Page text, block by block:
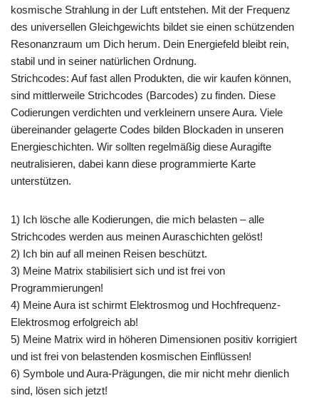
kosmische Strahlung in der Luft entstehen. Mit der Frequenz
des universellen Gleichgewichts bildet sie einen schützenden
Resonanzraum um Dich herum. Dein Energiefeld bleibt rein,
stabil und in seiner natürlichen Ordnung.
Strichcodes: Auf fast allen Produkten, die wir kaufen können,
sind mittlerweile Strichcodes (Barcodes) zu finden. Diese
Codierungen verdichten und verkleinern unsere Aura. Viele
übereinander gelagerte Codes bilden Blockaden in unseren
Energieschichten. Wir sollten regelmäßig diese Auragifte
neutralisieren, dabei kann diese programmierte Karte
unterstützen.
1) Ich lösche alle Kodierungen, die mich belasten – alle
Strichcodes werden aus meinen Auraschichten gelöst!
2) Ich bin auf all meinen Reisen beschützt.
3) Meine Matrix stabilisiert sich und ist frei von
Programmierungen!
4) Meine Aura ist schirmt Elektrosmog und Hochfrequenz-
Elektrosmog erfolgreich ab!
5) Meine Matrix wird in höheren Dimensionen positiv korrigiert
und ist frei von belastenden kosmischen Einflüssen!
6) Symbole und Aura-Prägungen, die mir nicht mehr dienlich
sind, lösen sich jetzt!